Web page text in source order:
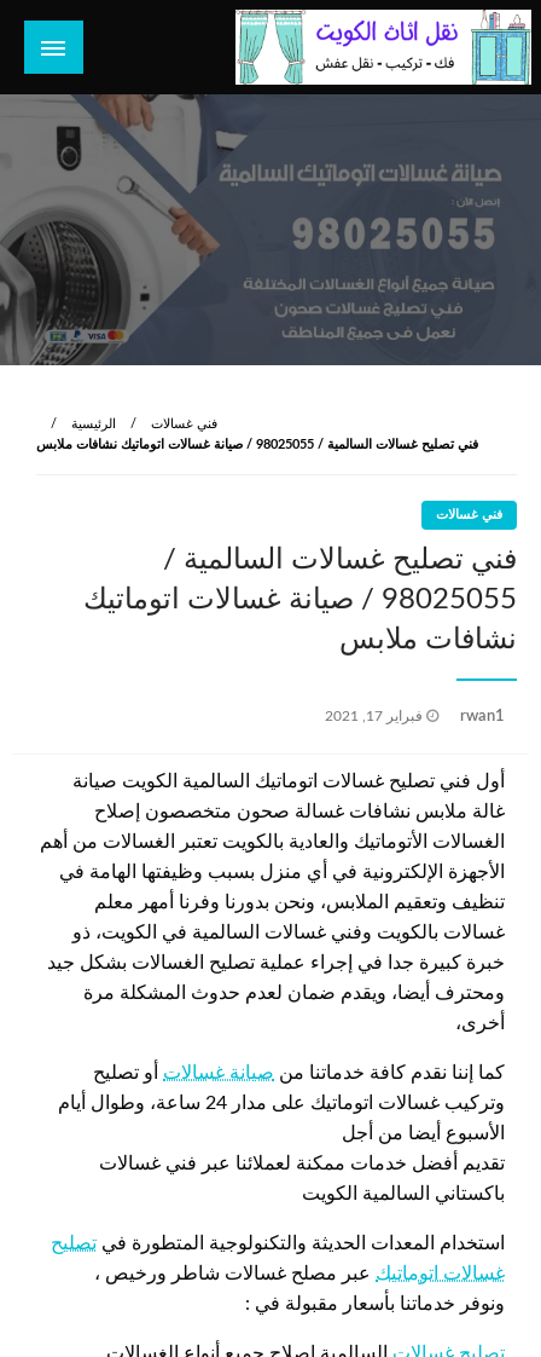
التخطي
إلى
المحتوى
هل تبحث عن أفضل خدمات بالكويت؟ خدمة فك نقل تركيب صيانة
تصليح جميع الخدمات المنزلية في الكويت
الرئيسية
فني غسالات
فني تصليح غسالات السالمية / 98025055 / صيانة غسالات اتوماتيك نشافات ملابس
فني غسالات
فني تصليح غسالات السالمية /
98025055 / صيانة غسالات اتوماتيك
نشافات ملابس
rwan1
نُشر
فبراير 17, 2021
أول فني تصليح غسالات اتوماتيك السالمية الكويت صيانة
غالة ملابس نشافات غسالة صحون متخصصون إصلاح
الغسالات الأتوماتيك والعادية بالكويت تعتبر الغسالات من أهم
الأجهزة الإلكترونية في أي منزل بسبب وظيفتها الهامة في
تنظيف وتعقيم الملابس، ونحن بدورنا وفرنا أمهر معلم
غسالات بالكويت وفني غسالات السالمية في الكويت، ذو
خبرة كبيرة جدا في إجراء عملية تصليح الغسالات بشكل جيد
ومحترف أيضا، ويقدم ضمان لعدم حدوث المشكلة مرة
أخرى،
كما إننا نقدم كافة خدماتنا من صيانة غسالات أو تصليح
وتركيب غسالات اتوماتيك على مدار 24 ساعة، وطوال أيام
الأسبوع أيضا من أجل
تقديم أفضل خدمات ممكنة لعملائنا عبر فني غسالات
باكستاني السالمية الكويت
استخدام المعدات الحديثة والتكنولوجية المتطورة في تصليح
غسالات اتوماتيك عبر مصلح غسالات شاطر ورخيص ،
ونوفر خدماتنا بأسعار مقبولة في :
تصليح غسالات السالمية إصلاح جميع أنواع الغسالات